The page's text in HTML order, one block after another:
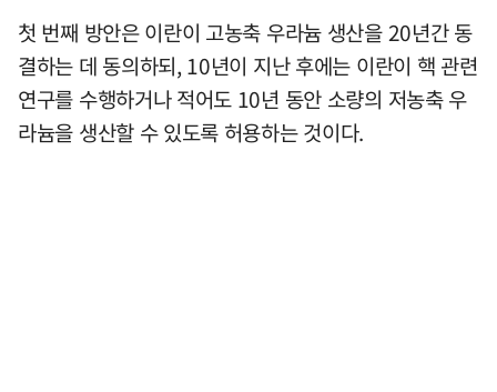
첫 번째 방안은 이란이 고농축 우라늄 생산을 20년간 동
결하는 데 동의하되, 10년이 지난 후에는 이란이 핵 관련
연구를 수행하거나 적어도 10년 동안 소량의 저농축 우
라늄을 생산할 수 있도록 허용하는 것이다.